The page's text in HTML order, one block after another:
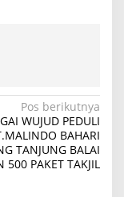
Pos berikutnya
WUJUD PEDULI
BAHARI
TANJUNG BALAI
500 PAKET TAKJIL